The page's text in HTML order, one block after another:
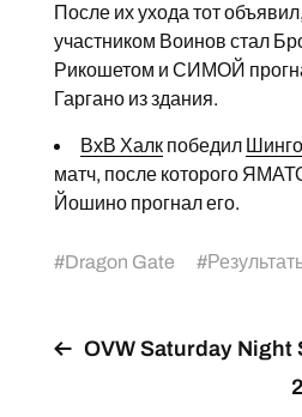
После их ухода тот
участником Воинов стал
Рикошетом и СИМОЙ
Гаргано из здания.
ВхВ Халкпобедил Шинго
матч, после которого
Йошино прогнал его.
#Dragon Gate #
OVW Saturday Night